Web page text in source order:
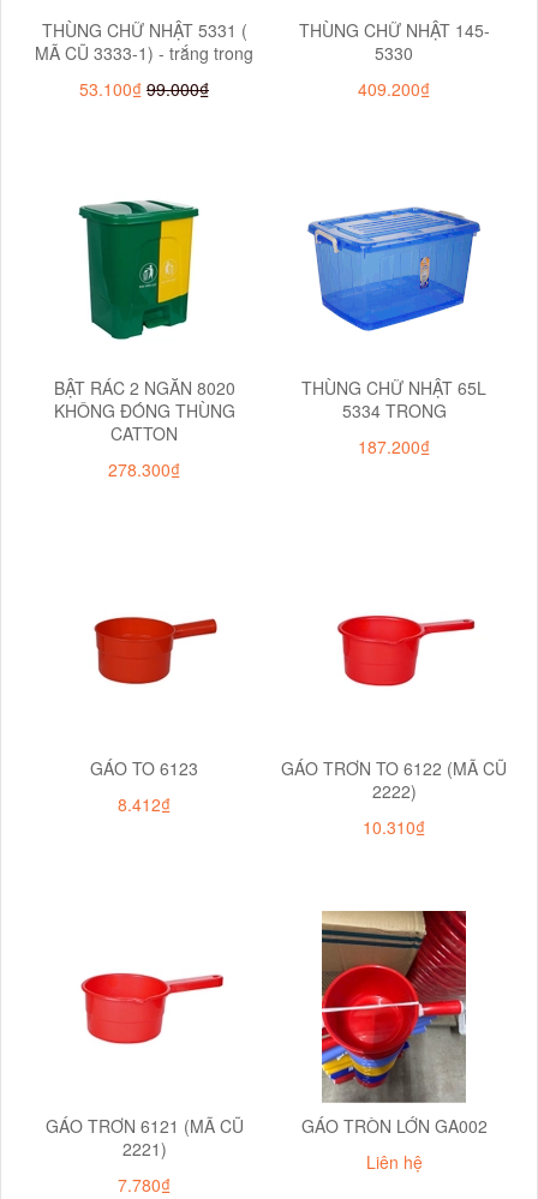
THÙNG CHỮ NHẬT 5331 (
MÃ CŨ 3333-1) - trắng trong
53.100₫ 99.000₫
THÙNG CHỮ NHẬT 145-
5330
409.200₫
BẬT RÁC 2 NGĂN 8020
KHÔNG ĐÓNG THÙNG
CATTON
278.300₫
THÙNG CHỮ NHẬT 65L
5334 TRONG
187.200₫
GÁO TO 6123
8.412₫
GÁO TRƠN TO 6122 (MÃ CŨ
2222)
10.310₫
GÁO TRƠN 6121 (MÃ CŨ
2221)
7.780₫
GÁO TRÒN LỚN GA002
Liên hệ